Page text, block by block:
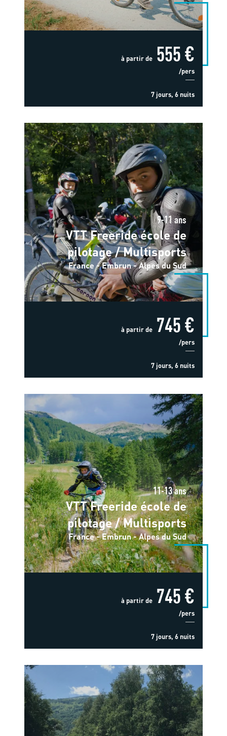
à partir de 555 €
/pers
7 jours, 6 nuits
9-11 ans
VTT Freeride école de
pilotage / Multisports
France - Embrun - Alpes du Sud
à partir de 745 €
/pers
7 jours, 6 nuits
11-13 ans
VTT Freeride école de
pilotage / Multisports
France - Embrun - Alpes du Sud
à partir de 745 €
/pers
7 jours, 6 nuits